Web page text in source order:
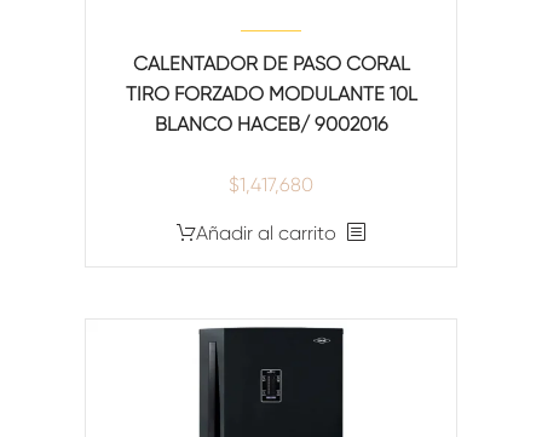
CALENTADOR DE PASO CORAL
TIRO FORZADO MODULANTE 10L
BLANCO HACEB/ 9002016
$1,417,680
Añadir al carrito